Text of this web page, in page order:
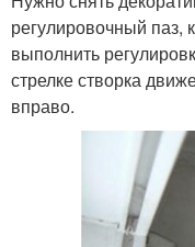
регулировочный паз,
выполнить
стрелке створка
вправо.